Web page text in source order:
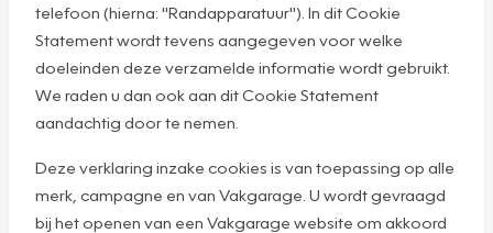
telefoon (hierna: "Randapparatuur"). In dit Cookie
Statement wordt tevens aangegeven voor welke
doeleinden deze verzamelde informatie wordt gebruikt.
We raden u dan ook aan dit Cookie Statement
aandachtig door te nemen.
Deze verklaring inzake cookies is van toepassing op alle
merk, campagne en van Vakgarage. U wordt gevraagd
bij het openen van een Vakgarage website om akkoord